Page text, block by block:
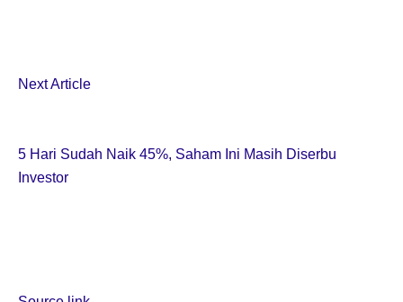
Next Article
5 Hari Sudah Naik 45%, Saham Ini Masih Diserbu
Investor